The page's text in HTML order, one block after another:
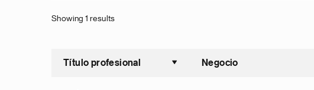
Showing 1 results
Título profesional
Ordenar
Negocio